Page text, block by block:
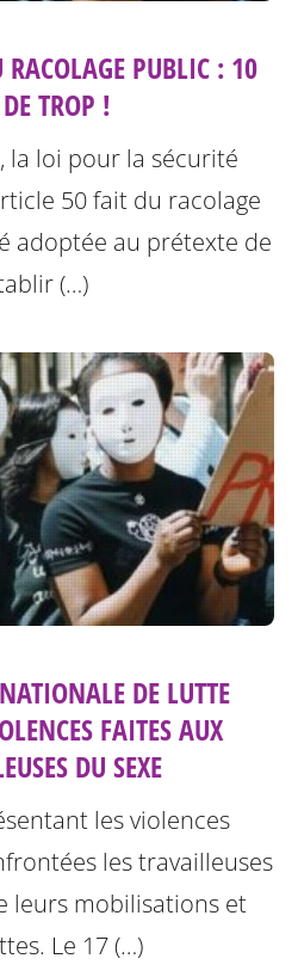
PUBLIC : 10
TROP !
la loi pour la sécurité
50 fait du racolage
adoptée au prétexte de
(…)
DE LUTTE
FAITES AUX
DU SEXE
les violences
les travailleuses
leurs mobilisations et
Le 17 (…)